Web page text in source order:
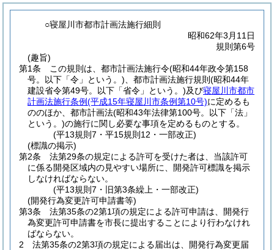
○寝屋川市都市計画法施行細則
昭和62年3月11日
規則第6号
(趣旨)
第1条
この規則は、都市計画法施行令(昭和44年政令第158
号。以下「令」という。) 、都市計画法施行規則 (昭和44年
建設省令第49号。以下「省令」という。)及び寝屋川市都市
計画法施行条例(平成15年寝屋川市条例第10号)に定めるも
ののほか、都市計画法(昭和43年法律第100号。以下「法」
という。)の施行に関し必要な事項を定めるものとする。
(平13規則7・平15規則12・一部改正)
(標識の掲示)
第2条
法第29条の規定による許可を受けた者は、当該許可
に係る開発区域内の見やすい場所に、開発許可標識を掲示
しなければならない。
(平13規則7・旧第3条繰上・一部改正)
(開発行為変更許可申請書等)
第3条
法第35条の2第1項の規定による許可申請は、開発行
為変更許可申請書を市長に提出することにより行わなけれ
ばならない。
2
法第35条の2第3項の規定による届出は、開発行為変更届